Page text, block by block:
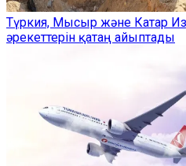
Түркия, Мысыр және Катар
әрекеттерін қатаң айыптады